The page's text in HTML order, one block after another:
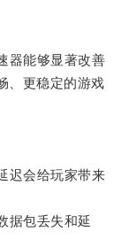
能够显著改善
、更稳定的游戏
会给玩家带来
包丢失和延